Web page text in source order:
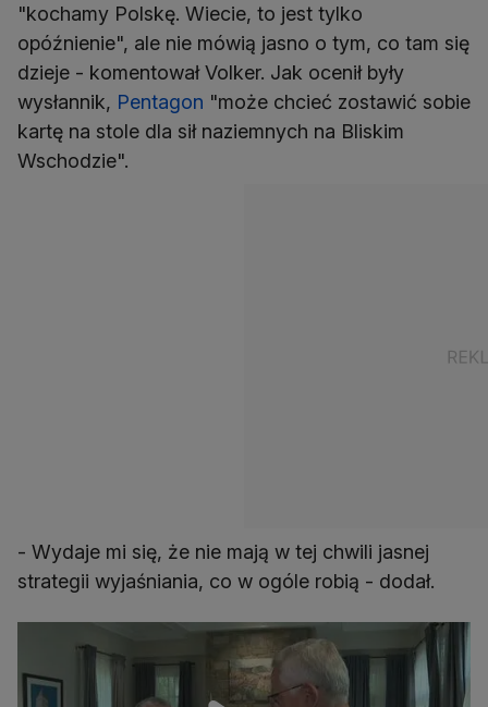
"kochamy Polskę. Wiecie, to jest tylko
opóźnienie", ale nie mówią jasno o tym, co tam się
dzieje - komentował Volker. Jak ocenił były
wysłannik, Pentagon "może chcieć zostawić sobie
kartę na stole dla sił naziemnych na Bliskim
Wschodzie".
- Wydaje mi się, że nie mają w tej chwili jasnej
strategii wyjaśniania, co w ogóle robią - dodał.